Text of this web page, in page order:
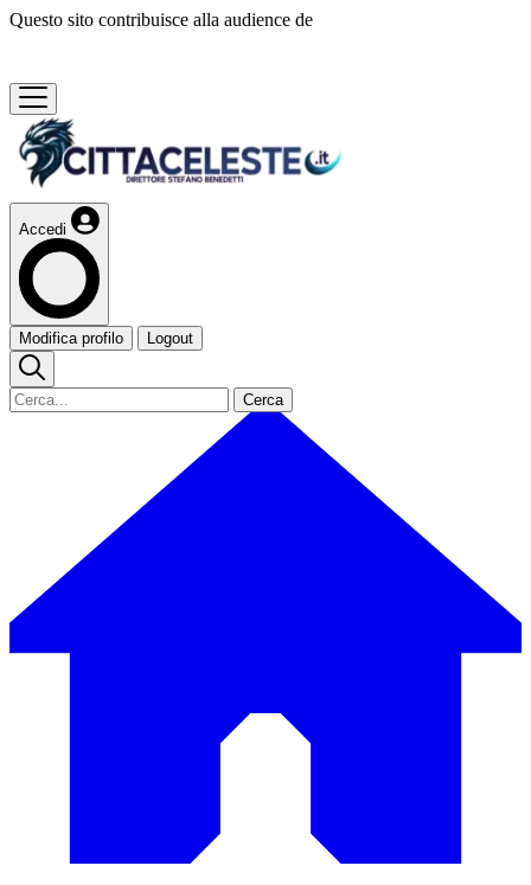
Questo sito contribuisce alla audience de
Accedi
Modifica profilo Logout
Cerca